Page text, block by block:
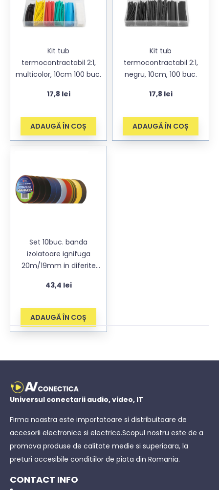
Kit tub
termocontractabil 2:1,
multicolor, 10cm 100 buc.
17,8 lei
ADAUGĂ ÎN COȘ
Kit tub
termocontractabil 2:1,
negru, 10cm, 100 buc.
17,8 lei
ADAUGĂ ÎN COȘ
Set 10buc. banda
izolatoare ignifuga
20m/19mm in diferite
43,4 lei
ADAUGĂ ÎN COȘ
Universul conectarii audio, video, IT
Firma noastra este importatoare si distribuitoare de
accesorii electronice si electrice.Scopul nostru este de a
promova produse de calitate medie si superioara, la
preturi accesibile conditiilor de piata din Romania.
CONTACT INFO